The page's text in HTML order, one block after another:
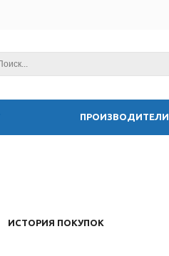
ПРОИЗВОДИТЕЛИ
ИСТОРИЯ ПОКУПОК